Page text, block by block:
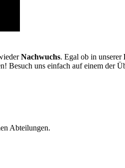
Nachwuchs. Egal ob in unserer
Besuch uns einfach auf einem der
Abteilungen.